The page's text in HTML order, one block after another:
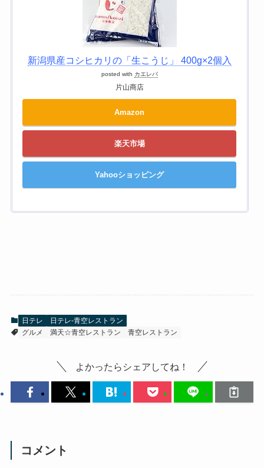
新潟県産コシヒカリの「生こうじ」 400g×2個入
posted with カエレバ
片山商店
Amazon
楽天市場
Yahooショッピング
日テレ
日テレ-青空レストラン
グルメ
満天☆青空レストラン 青空レストラン
よかったらシェアしてね！
コメント